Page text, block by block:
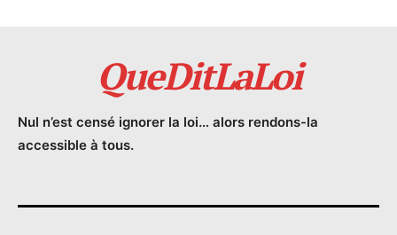
QueDitLaLoi
Nul n’est censé ignorer la loi… alors rendons-la
accessible à tous.